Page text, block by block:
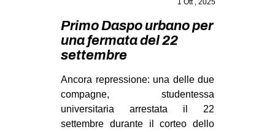
ZAM
MILANO
MOBILITAZIONI
SPORT POPOLARE
1 Ott , 2025
Primo Daspo urbano per
una fermata del 22
settembre
Ancora repressione: una delle due
compagne, studentessa
universitaria arrestata il 22
settembre durante il corteo dello